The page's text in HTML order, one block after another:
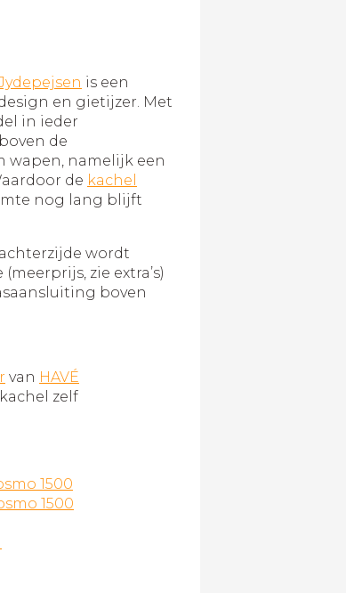
is een
en gietijzer. Met
in ieder
de
wapen, namelijk een
de kachel
nog lang blijft
wordt
zie extra’s)
boven
van HAVÉ
zelf
1500
1500